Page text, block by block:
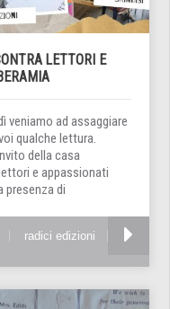
LETTORI E
veniamo ad assaggiare
qualche lettura.
della casa
e appassionati
presenza di
radici edizioni